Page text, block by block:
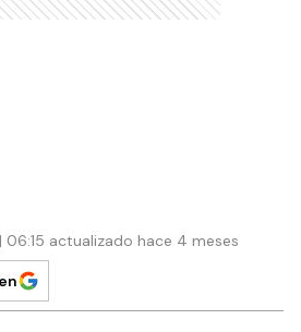
actualizado hace 4 meses